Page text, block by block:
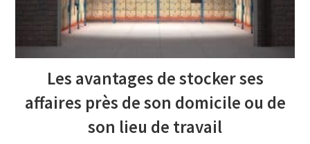
Les avantages de stocker ses
affaires près de son domicile ou de
son lieu de travail